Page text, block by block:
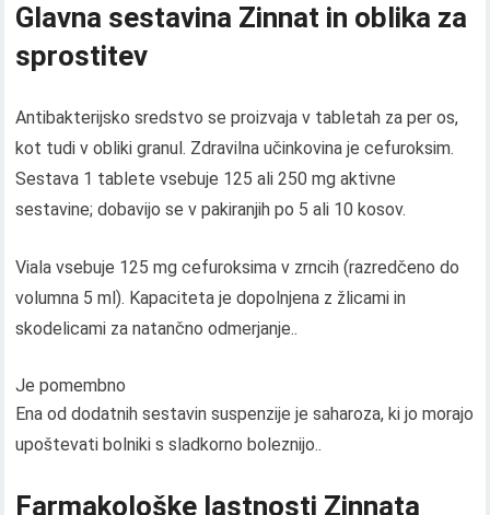
Glavna sestavina Zinnat in oblika za
sprostitev
Antibakterijsko sredstvo se proizvaja v tabletah za per os,
kot tudi v obliki granul. Zdravilna učinkovina je cefuroksim.
Sestava 1 tablete vsebuje 125 ali 250 mg aktivne
sestavine; dobavijo se v pakiranjih po 5 ali 10 kosov.
Viala vsebuje 125 mg cefuroksima v zrncih (razredčeno do
volumna 5 ml). Kapaciteta je dopolnjena z žlicami in
skodelicami za natančno odmerjanje..
Je pomembno
Ena od dodatnih sestavin suspenzije je saharoza, ki jo morajo
upoštevati bolniki s sladkorno boleznijo..
Farmakološke lastnosti Zinnata